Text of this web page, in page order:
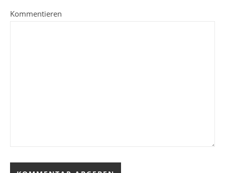
Kommentieren